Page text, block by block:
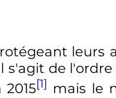
leurs
s'agit de
[1] mais le